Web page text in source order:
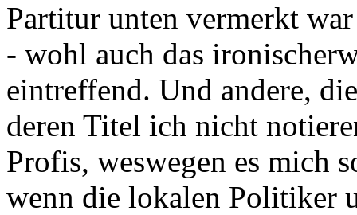
Partitur unten vermerkt
- wohl auch das
eintreffend. Und andere,
deren Titel ich nicht
Profis, weswegen es mich
wenn die lokalen Politiker